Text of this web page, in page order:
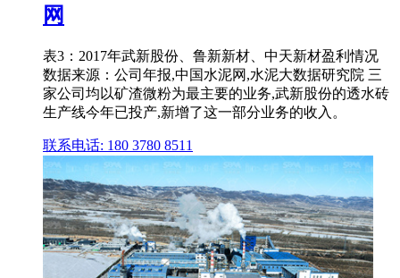
网
表3：2017年武新股份、鲁新新材、中天新材盈利情况
数据来源：公司年报,中国水泥网,水泥大数据研究院 三
家公司均以矿渣微粉为最主要的业务,武新股份的透水砖
生产线今年已投产,新增了这一部分业务的收入。
联系电话: 180 3780 8511